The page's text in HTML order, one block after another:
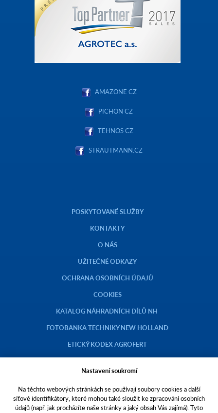
AMAZONE CZ
PICHON CZ
TEHNOS CZ
STRAUTMANN.CZ
POSKYTOVANÉ SLUŽBY
KONTAKTY
O NÁS
UŽITEČNÉ ODKAZY
OCHRANA OSOBNÍCH ÚDAJŮ
COOKIES
KATALOG NÁHRADNÍCH DÍLŮ NH
FOTOBANKA TECHNIKY NEW HOLLAND
ETICKÝ KODEX AGROFERT
Copyright © 2023 AGROTEC a.s.
Nastavení soukromí
Na těchto webových stránkách se používají soubory cookies a další
síťové identifikátory, které mohou také sloužit ke zpracování osobních
údajů (např. jak procházíte naše stránky a jaký obsah Vás zajímá). Tyto